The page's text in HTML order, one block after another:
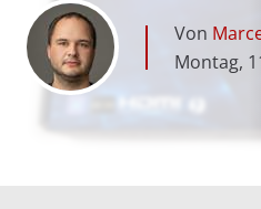
Von
Montag,